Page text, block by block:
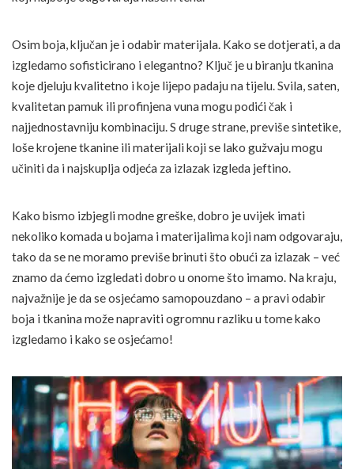
Osim boja, ključan je i odabir materijala. Kako se dotjerati, a da
izgledamo sofisticirano i elegantno? Ključ je u biranju tkanina
koje djeluju kvalitetno i koje lijepo padaju na tijelu. Svila, saten,
kvalitetan pamuk ili profinjena vuna mogu podići čak i
najjednostavniju kombinaciju. S druge strane, previše sintetike,
loše krojene tkanine ili materijali koji se lako gužvaju mogu
učiniti da i najskuplja odjeća za izlazak izgleda jeftino.
Kako bismo izbjegli modne greške, dobro je uvijek imati
nekoliko komada u bojama i materijalima koji nam odgovaraju,
tako da se ne moramo previše brinuti što obući za izlazak – već
znamo da ćemo izgledati dobro u onome što imamo. Na kraju,
najvažnije je da se osjećamo samopouzdano – a pravi odabir
boja i tkanina može napraviti ogromnu razliku u tome kako
izgledamo i kako se osjećamo!